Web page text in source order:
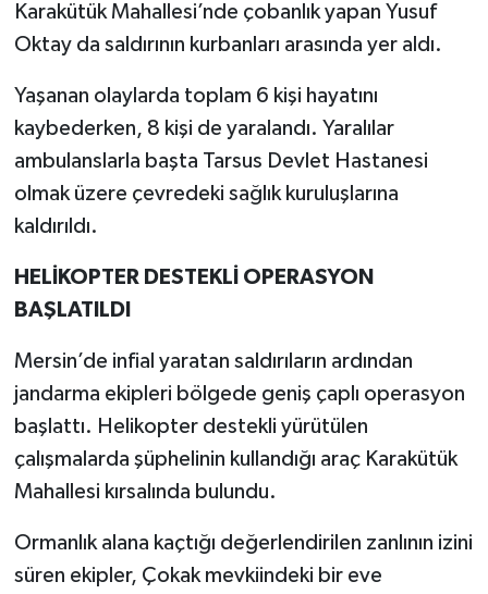
Karakütük Mahallesi’nde çobanlık yapan Yusuf
Oktay da saldırının kurbanları arasında yer aldı.
Yaşanan olaylarda toplam 6 kişi hayatını
kaybederken, 8 kişi de yaralandı. Yaralılar
ambulanslarla başta Tarsus Devlet Hastanesi
olmak üzere çevredeki sağlık kuruluşlarına
kaldırıldı.
HELİKOPTER DESTEKLİ OPERASYON
BAŞLATILDI
Mersin’de infial yaratan saldırıların ardından
jandarma ekipleri bölgede geniş çaplı operasyon
başlattı. Helikopter destekli yürütülen
çalışmalarda şüphelinin kullandığı araç Karakütük
Mahallesi kırsalında bulundu.
Ormanlık alana kaçtığı değerlendirilen zanlının izini
süren ekipler, Çokak mevkiindeki bir eve